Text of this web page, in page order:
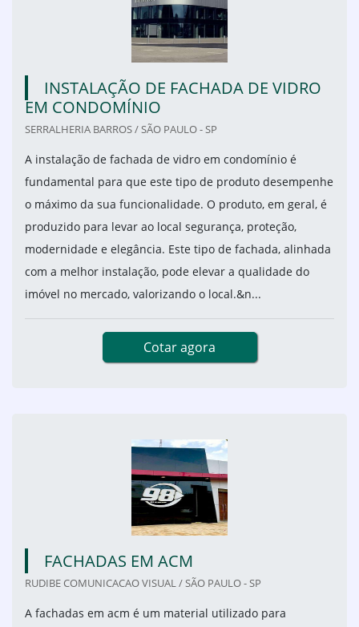
INSTALAÇÃO DE FACHADA DE VIDRO
EM CONDOMÍNIO
SERRALHERIA BARROS / SÃO PAULO - SP
A instalação de fachada de vidro em condomínio é
fundamental para que este tipo de produto desempenhe
o máximo da sua funcionalidade. O produto, em geral, é
produzido para levar ao local segurança, proteção,
modernidade e elegância. Este tipo de fachada, alinhada
com a melhor instalação, pode elevar a qualidade do
imóvel no mercado, valorizando o local.&n...
Cotar agora
FACHADAS EM ACM
RUDIBE COMUNICACAO VISUAL / SÃO PAULO - SP
A fachadas em acm é um material utilizado para